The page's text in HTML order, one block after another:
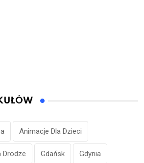
Animacje Dla Dzieci
Drodze Gdańsk Gdynia